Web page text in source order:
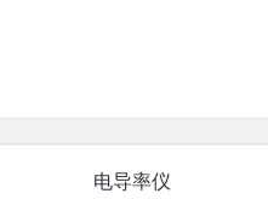
电导率仪